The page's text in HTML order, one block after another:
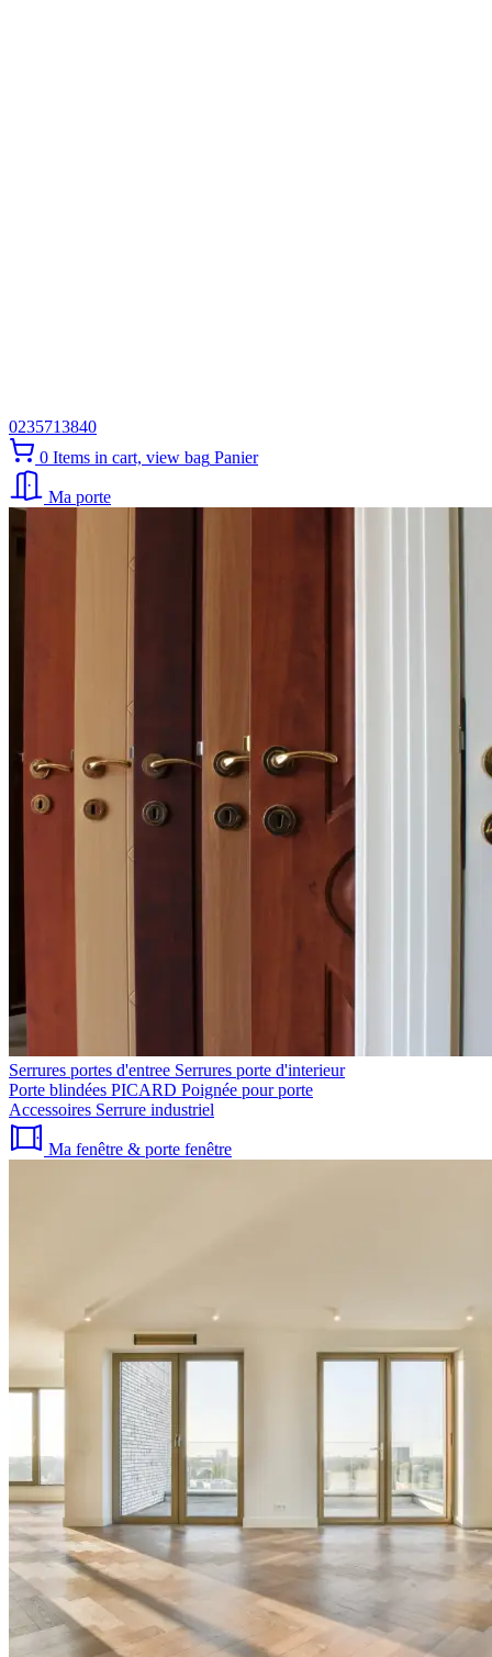
0235713840
0 Items in cart, view bag Panier
Ma porte
Serrures portes d'entree Serrures porte d'interieur
Porte blindées PICARD Poignée pour porte
Accessoires Serrure industriel
Ma fenêtre & porte fenêtre